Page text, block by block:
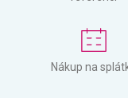
Nákup na